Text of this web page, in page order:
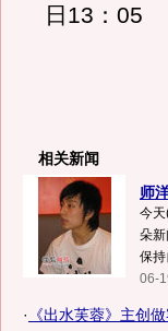
日13：05
相关新闻
师
今
朵
保
06-
· 《出水芙蓉》主创